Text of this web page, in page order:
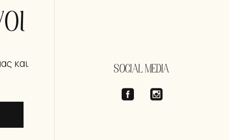
και SOCIAL MEDIA